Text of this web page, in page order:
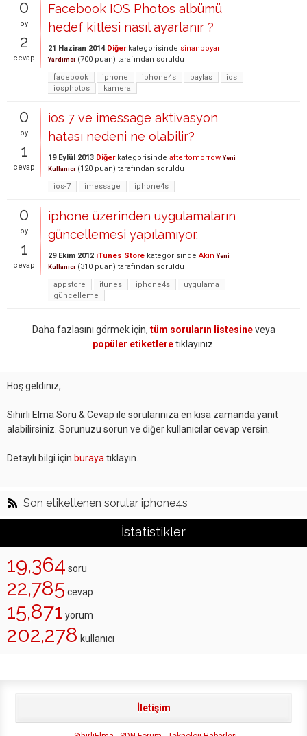
0
oy
2
cevap
Facebook IOS Photos albümü
hedef kitlesi nasıl ayarlanır ?
21 Haziran 2014 Diğerkategorisinde sinanboyar
Yardımcı (700 puan) tarafından soruldu
facebook
iphone iphone4s paylas
ios
iosphotos
kamera
0
oy
1
cevap
ios 7 ve imessage aktivasyon
hatası nedeni ne olabilir?
19 Eylül 2013 Diğerkategorisinde aftertomorrow Yeni
Kullanıcı (120 puan) tarafından soruldu
ios-7
imessage iphone4s
0
oy
1
cevap
iphone üzerinden uygulamaların
güncellemesi yapılamıyor.
29 Ekim 2012 iTunes Store kategorisinde Akin Yeni
Kullanıcı (310 puan) tarafından soruldu
appstore
itunes iphone4s
uygulama
güncelleme
Daha fazlasını görmek için, tüm soruların listesineveya
popüler etiketleretıklayınız.
Hoş geldiniz,
Sihirli Elma Soru & Cevap ile sorularınıza en kısa zamanda yanıt
alabilirsiniz. Sorunuzu sorun ve diğer kullanıcılar cevap versin.
Detaylı bilgi için buraya tıklayın.
Son etiketlenen sorular iphone4s
İstatistikler
19,364 soru
22,785 cevap
15,871 yorum
202,278 kullanıcı
İletişim